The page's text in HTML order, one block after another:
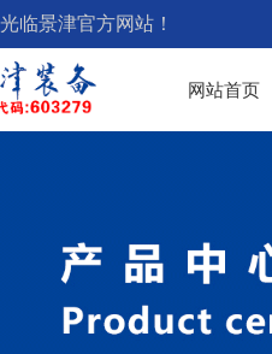
临景津官方网站！
网站首页